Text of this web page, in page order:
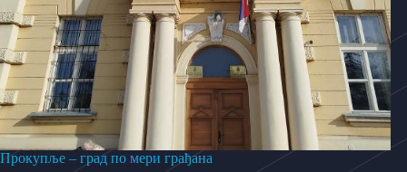
Прокупље – град по мери грађана